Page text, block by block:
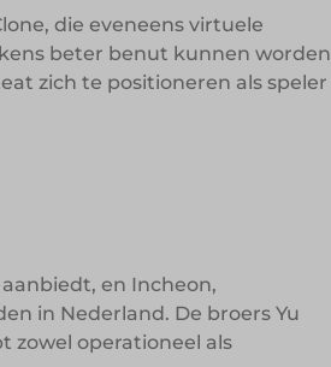
die eveneens virtuele
beter benut kunnen worden
zich te positioneren als speler
en Incheon,
in Nederland. De broers Yu
zowel operationeel als